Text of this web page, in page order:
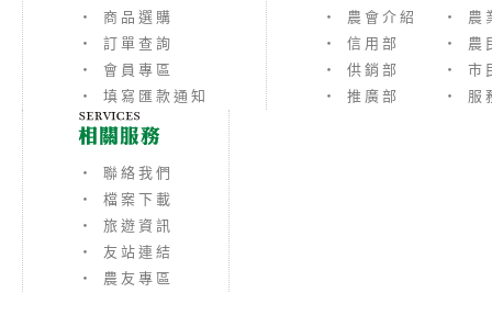
‧ 商品選購
‧ 訂單查詢
‧ 會員專區
‧ 填寫匯款通知
‧ 農會介紹
‧ 農
‧ 信用部
‧ 農
‧ 供銷部
‧ 市
‧ 推廣部
‧ 服
‧ 聯絡我們
‧ 檔案下載
‧ 旅遊資訊
‧ 友站連結
‧ 農友專區